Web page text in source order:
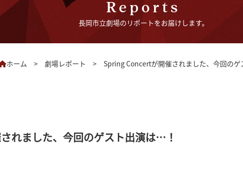
Reports
長岡市立劇場のリポートをお届けします。
ホーム > 劇場レポート > Spring Concertが開催されました、今回のゲ
れました、今回のゲスト出演は…！